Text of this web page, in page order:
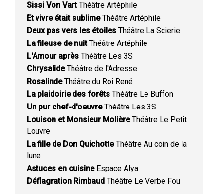
Sissi Von VartThéâtre Artéphile
Et vivre était sublimeThéâtre Artéphile
Deux pas vers les étoiles Théâtre La Scierie
La fileuse de nuitThéâtre Artéphile
L'Amour après Théâtre Les 3S
ChrysalideThéâtre de l'Adresse
RosalindeThéâtre du Roi René
La plaidoirie des forêts Théâtre Le Buffon
Un pur chef-d'oeuvreThéâtre Les 3S
Louison et Monsieur MolièreThéâtre Le Petit
Louvre
La fille de Don QuichotteThéâtre Au coin de la
lune
Astuces en cuisineEspace Alya
Déflagration Rimbaud Théâtre Le Verbe Fou